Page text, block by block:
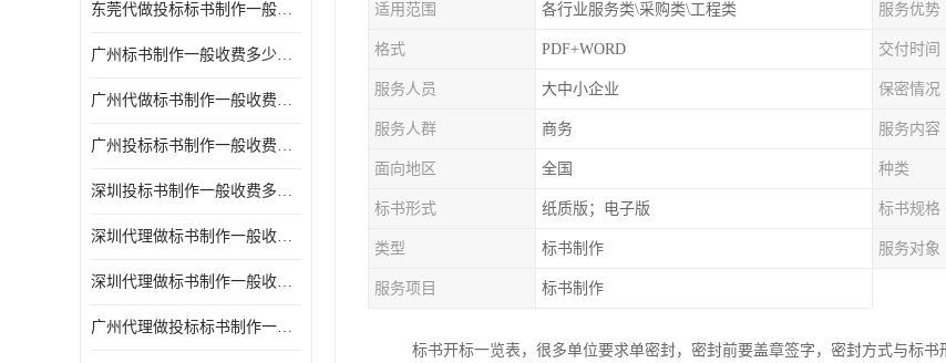
东莞代做投标标书制作一般收费多少钱 服务好
广州标书制作一般收费多少钱 周期快
广州代做标书制作一般收费多少钱 经验丰富
广州投标标书制作一般收费多少钱 一对一服务
深圳投标书制作一般收费多少钱 代写各类工程
深圳代理做标书制作一般收费多少钱 满足客户需求
深圳代理做标书制作一般收费多少钱 诚信合作
广州代理做投标标书制作一般收费多少钱 满足客户需求
适用范围 各行业服务类\采购类\工程类 服务优势
格式 PDF+WORD 交付时间
服务人员 大中小企业 保密情况
服务人群 商务 服务内容
面向地区 全国 种类
标书形式 纸质版；电子版 标书规格
类型 标书制作 服务对象
服务项目 标书制作
标书开标一览表，很多单位要求单密封，密封前要盖章签字，密封方式与标